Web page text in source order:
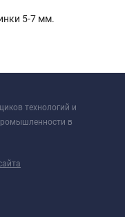
5-7 мм.
технологий и
в